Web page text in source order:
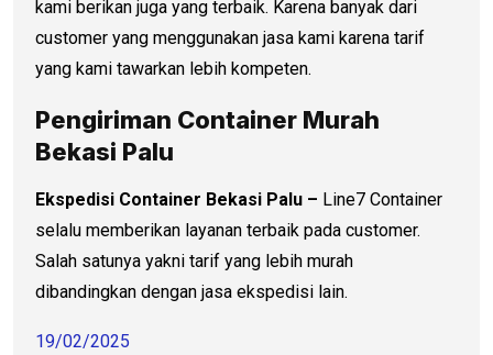
kami berikan juga yang terbaik. Karena banyak dari
customer yang menggunakan jasa kami karena tarif
yang kami tawarkan lebih kompeten.
Pengiriman Container Murah
Bekasi Palu
Ekspedisi Container Bekasi Palu – Line7 Container
selalu memberikan layanan terbaik pada customer.
Salah satunya yakni tarif yang lebih murah
dibandingkan dengan jasa ekspedisi lain.
19/02/2025